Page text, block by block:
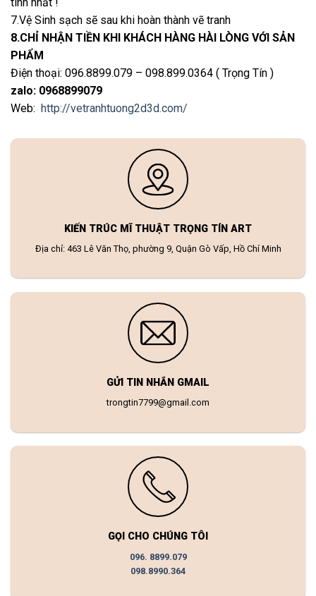
7.Vệ Sinh sạch sẽ sau khi hoàn thành vẽ tranh
8.CHỈ NHẬN TIỀN KHI KHÁCH HÀNG HÀI LÒNG VỚI SẢN
PHẨM
Điện thoại: 096.8899.079 – 098.899.0364 ( Trọng Tín )
zalo: 0968899079
Web: http://vetranhtuong2d3d.com/
KIẾN TRÚC MĨ THUẬT TRỌNG TÍN ART
Địa chỉ: 463 Lê Văn Thọ, phường 9, Quận Gò Vấp, Hồ Chí Minh
GỬI TIN NHẮN GMAIL
trongtin7799@gmail.com
GỌI CHO CHÚNG TÔI
096. 8899.079
098.8990.364